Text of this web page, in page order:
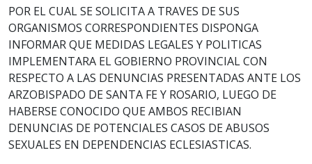
POR EL CUAL SE SOLICITA A TRAVES DE SUS
ORGANISMOS CORRESPONDIENTES DISPONGA
INFORMAR QUE MEDIDAS LEGALES Y POLITICAS
IMPLEMENTARA EL GOBIERNO PROVINCIAL CON
RESPECTO A LAS DENUNCIAS PRESENTADAS ANTE LOS
ARZOBISPADO DE SANTA FE Y ROSARIO, LUEGO DE
HABERSE CONOCIDO QUE AMBOS RECIBIAN
DENUNCIAS DE POTENCIALES CASOS DE ABUSOS
SEXUALES EN DEPENDENCIAS ECLESIASTICAS.